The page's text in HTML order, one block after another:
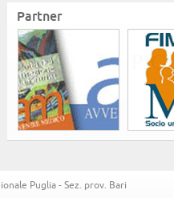
Partner
Puglia - Sez. prov. Bari